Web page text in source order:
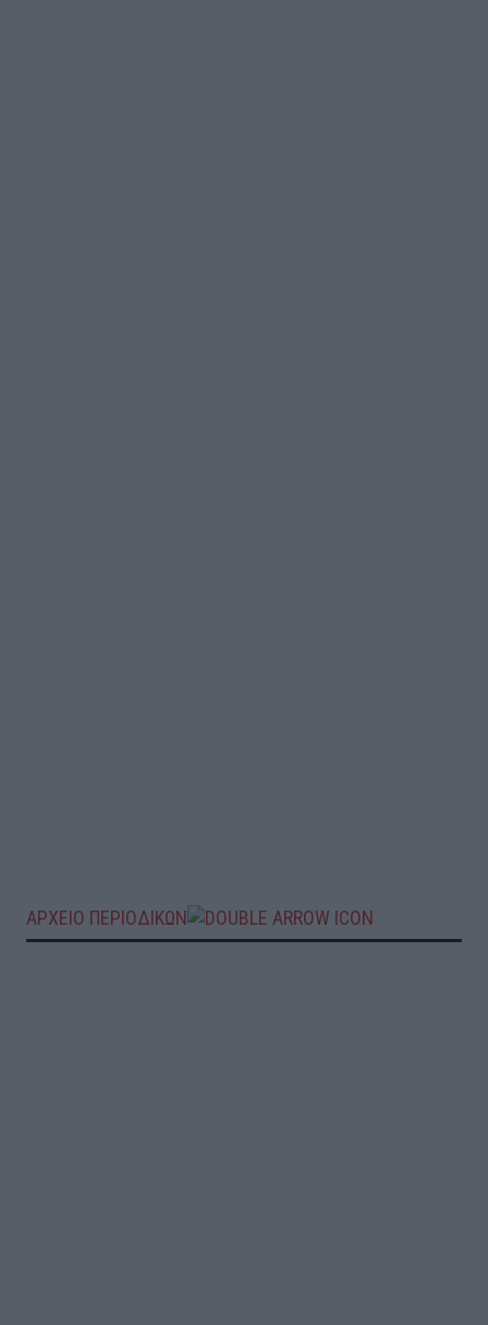
ΑΡΧΕΙΟ ΠΕΡΙΟΔΙΚΩΝ